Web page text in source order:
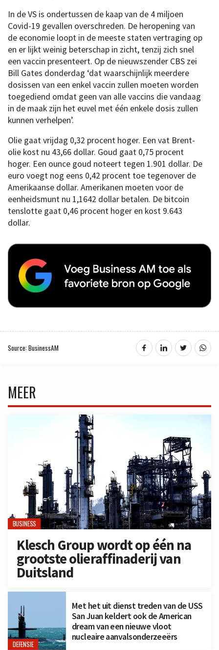
In de VS is ondertussen de kaap van de 4 miljoen
Covid-19 gevallen overschreden. De heropening van
de economie loopt in de meeste staten vertraging op
en er lijkt weinig beterschap in zicht, tenzij zich snel
een vaccin presenteert. Op de nieuwszender CBS zei
Bill Gates donderdag ‘dat waarschijnlijk meerdere
dosissen van een enkel vaccin zullen moeten worden
toegediend omdat geen van alle vaccins die vandaag
in de maak zijn het euvel met één enkele dosis zullen
kunnen verhelpen’.
Olie gaat vrijdag 0,32 procent hoger. Een vat Brent-
olie kost nu 43,66 dollar. Goud gaat 0,75 procent
hoger. Een ounce goud noteert tegen 1.901 dollar. De
euro voegt nog eens 0,42 procent toe tegenover de
Amerikaanse dollar. Amerikanen moeten voor de
eenheidsmunt nu 1,1642 dollar betalen. De bitcoin
tenslotte gaat 0,46 procent hoger en kost 9.643
dollar.
Source: BusinessAM
MEER
BUSINESS
Klesch Group wordt op één na
grootste olieraffinaderij van
Duitsland
DEFENSIE
Met het uit dienst treden van de USS
San Juan keldert ook de American
dream van een nieuwe vloot
nucleaire aanvalsonderzeeërs